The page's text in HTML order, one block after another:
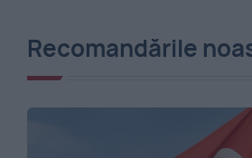
Recomandările